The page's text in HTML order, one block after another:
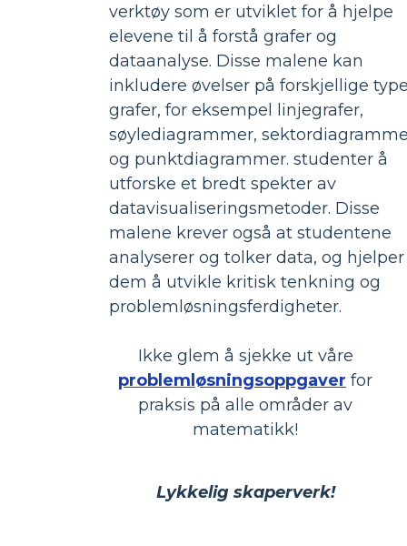
verktøy som er utviklet for å hjelpe
elevene til å forstå grafer og
dataanalyse. Disse malene kan
inkludere øvelser på forskjellige
grafer, for eksempel linjegrafer,
søylediagrammer,
og punktdiagrammer. studenter å
utforske et bredt spekter av
datavisualiseringsmetoder. Disse
malene krever også at studentene
analyserer og tolker data, og hjelper
dem å utvikle kritisk tenkning og
problemløsningsferdigheter.
Ikke glem å sjekke ut våre
problemløsningsoppgaver for
praksis på alle områder av
matematikk!
Lykkelig skaperverk!